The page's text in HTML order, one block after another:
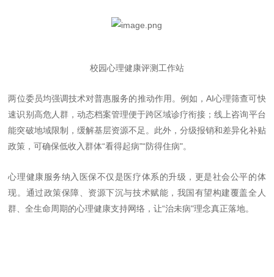
校园心理健康评测工作站
两位委员均强调技术对普惠服务的推动作用。例如，AI心理筛查可快
速识别高危人群，动态档案管理便于跨区域诊疗衔接；线上咨询平台
能突破地域限制，缓解基层资源不足。此外，分级报销和差异化补贴
政策，可确保低收入群体“看得起病"“防得住病"。
心理健康服务纳入医保不仅是医疗体系的升级，更是社会公平的体
现。通过政策保障、资源下沉与技术赋能，我国有望构建覆盖全人
群、全生命周期的心理健康支持网络，让“治未病"理念真正落地。